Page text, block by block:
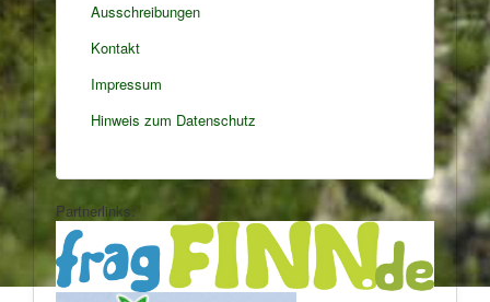
Ausschreibungen
Kontakt
Impressum
Hinweis zum Datenschutz
Partnerlinks: